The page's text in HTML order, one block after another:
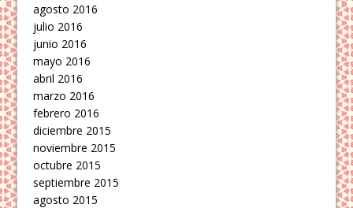
agosto 2016
julio 2016
junio 2016
mayo 2016
abril 2016
marzo 2016
febrero 2016
diciembre 2015
noviembre 2015
octubre 2015
septiembre 2015
agosto 2015